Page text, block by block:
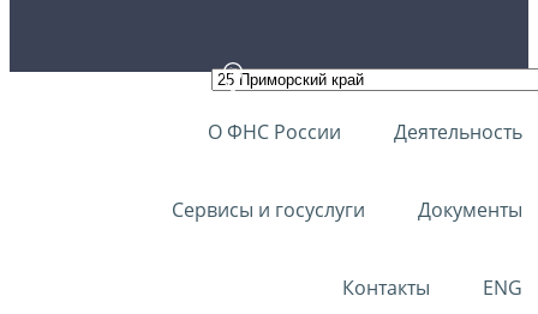
О ФНС России Деятельность
Сервисы и госуслуги Документы
Контакты ENG